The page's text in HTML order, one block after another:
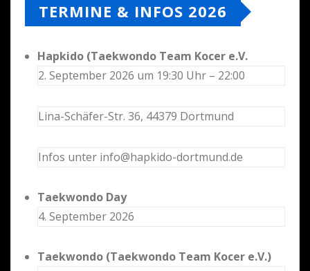
TERMINE & INFOS 2026
Hapkido (Taekwondo Team Kocer e.V.
2. September 2026 um 19:30 Uhr – 22:00
Lina-Schäfer-Str. 36, 44379 Dortmund
Infos unter info@hapkido-dortmund.de
Taekwondo Day
4. September 2026
Taekwondo (Taekwondo Team Kocer e.V.)